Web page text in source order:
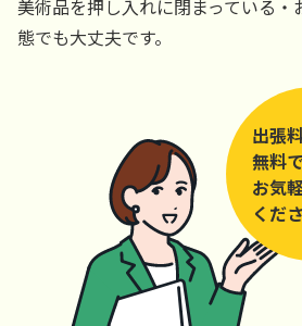
美術品を押し入れに閉まっている・
態でも大丈夫です。
出張
無料
お気
くだ